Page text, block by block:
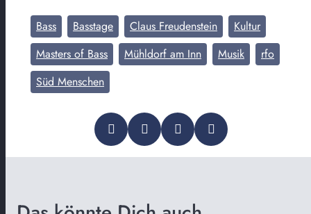
Bass Basstage Claus Freudenstein
Kultur
Masters of Bass
Mühldorf am Inn Musik
rfo
Süd Menschen